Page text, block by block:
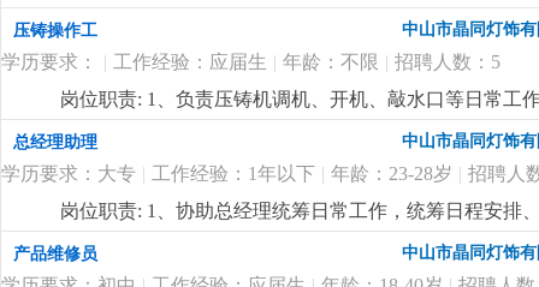
模数达标。岗位要求:1、有压铸机900t从业经验。2、服
压铸操作工 中山市晶同灯饰
学历要求： | 工作经验：应届生 | 年龄：不限 | 招聘人数：5
岗位职责: 1、负责压铸机调机、开机、敲水口等日常工
要求:1、有压铸行业经验者优先录用。2、服从现场管理
总经理助理 中山市晶同灯饰
学历要求：大专 | 工作经验：1年以下 | 年龄：23-28岁 | 招聘人
岗位职责: 1、协助总经理统筹日常工作，统筹日程安排
2、跟进公司重点项目、工作计划、领导交办事项进度
会、评审会等会议，做好会议记录、决议梳理，跟进会
产品维修员 中山市晶同灯饰